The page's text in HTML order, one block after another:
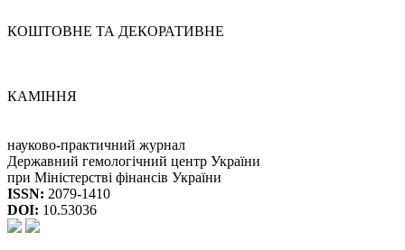
КОШТОВНЕ ТА ДЕКОРАТИВНЕ
КАМІННЯ
науково-практичний журнал
Державний гемологічний центр України
при Міністерстві фінансів України
ISSN: 2079-1410
DOI: 10.53036